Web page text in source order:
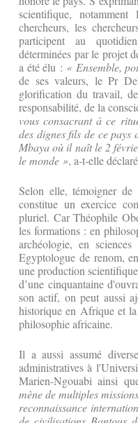
scientifique, notamment
chercheurs, les
participent au
déterminées par le projet
a été élu : « Ensemble,
de ses valeurs, le Pr
glorification du travail,
responsabilité, de la
vous consacrant à ce
des dignes fils de ce
Mbaya où il naît le 2
le monde », a-t-elle
Selon elle, témoigner
constitue un exercice
pluriel. Car Théophile
les formations : en
archéologie, en
Egyptologue de renom,
une production
d’une cinquantaine
son actif, on peut aussi
historique en Afrique et
philosophie africaine.
Il a aussi assumé
administratives à
Marien-Ngouabi ainsi
mène de multiples
reconnaissance